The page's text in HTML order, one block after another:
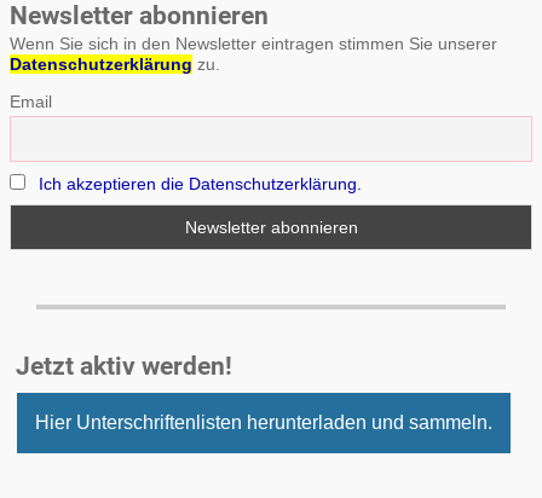
Newsletter abonnieren
Wenn Sie sich in den Newsletter eintragen stimmen Sie unserer
Datenschutzerklärung zu.
Email
Ich akzeptieren die Datenschutzerklärung.
Jetzt aktiv werden!
Hier Unterschriftenlisten herunterladen und sammeln.